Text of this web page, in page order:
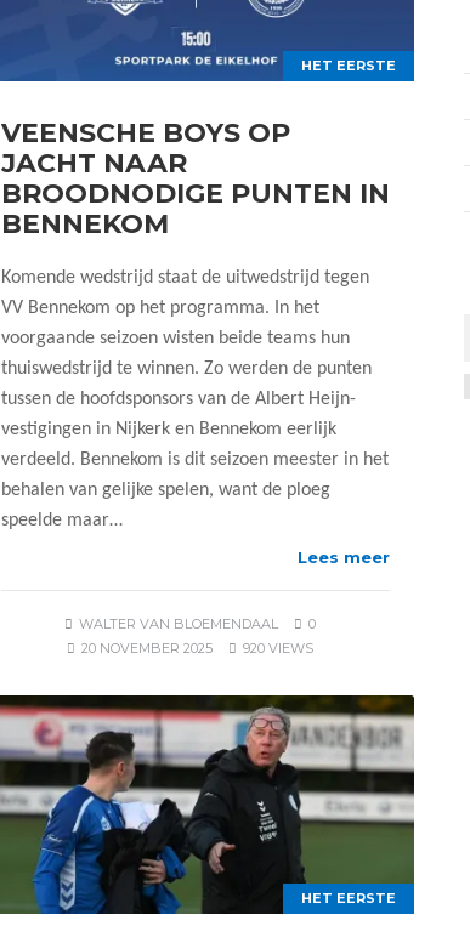
HET EERSTE
VEENSCHE BOYS OP
JACHT NAAR
BROODNODIGE PUNTEN IN
BENNEKOM
Komende wedstrijd staat de uitwedstrijd tegen
VV Bennekom op het programma. In het
voorgaande seizoen wisten beide teams hun
thuiswedstrijd te winnen. Zo werden de punten
tussen de hoofdsponsors van de Albert Heijn-
vestigingen in Nijkerk en Bennekom eerlijk
verdeeld. Bennekom is dit seizoen meester in het
behalen van gelijke spelen, want de ploeg
speelde maar…
Lees meer
WALTER VAN BLOEMENDAAL
0
20 NOVEMBER 2025
920 VIEWS
HET EERSTE